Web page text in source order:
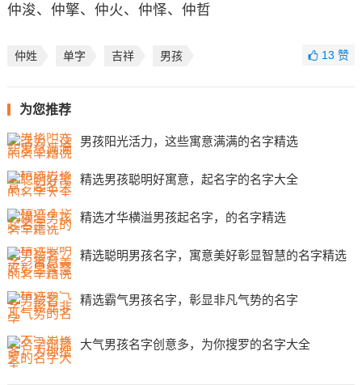
仲浚、仲擎、仲火、仲怿、仲哲
仲姓 单字 吉祥 男孩 13赞
为您推荐
男孩阳光活力，这些寓意满满的名字精选
精选男孩聪明好寓意，起名字的名字大全
精选才华横溢男孩起名字，的名字精选
精选聪明男孩名字，寓意美好彰显智慧的名字精选
精选霸气男孩名字，彰显非凡气势的名字
大气男孩名字创意多，为你搜罗的名字大全